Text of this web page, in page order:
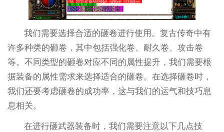
我们需要选择合适的砸卷进行使用。复古传奇中有
许多种类的砸卷，其中包括强化卷、耐久卷、攻击卷
等。不同类型的砸卷对应不同的属性提升，我们需要根
据装备的属性需求来选择适合的砸卷。在选择砸卷时，
我们还要考虑砸卷的成功率，这与我们的运气和技巧息
息相关。
在进行砸武器装备时，我们需要注意以下几点技